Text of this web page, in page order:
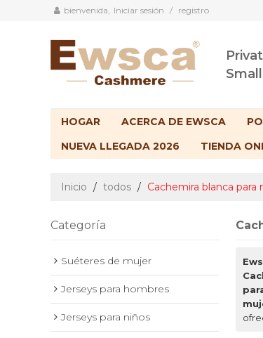
bienvenida, Iniciar sesión / registro
HOGAR ACERCA DE EWSCA
NUEVA LLEGADA 2026
TIENDA
Inicio / todos / Cachemira blanca para
Categoría
Suéteres de mujer
Jerseys para hombres
Jerseys para niños